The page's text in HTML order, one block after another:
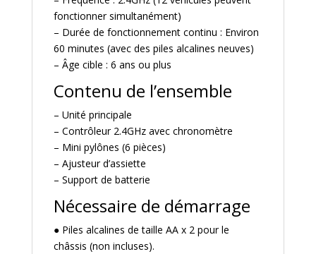
fonctionner simultanément)
– Durée de fonctionnement continu : Environ
60 minutes (avec des piles alcalines neuves)
– Âge cible : 6 ans ou plus
Contenu de l’ensemble
– Unité principale
– Contrôleur 2.4GHz avec chronomètre
– Mini pylônes (6 pièces)
– Ajusteur d’assiette
– Support de batterie
Nécessaire de démarrage
● Piles alcalines de taille AA x 2 pour le
châssis (non incluses).